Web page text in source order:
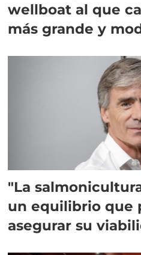
wellboat al que
más grande y
"La
un equilibrio que
asegurar su